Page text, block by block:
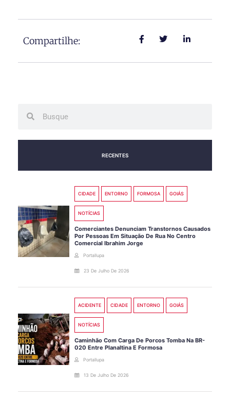
Compartilhe:
RECENTES
CIDADE ENTORNO FORMOSA GOIÁS
NOTÍCIAS
Comerciantes Denunciam Transtornos Causados
Por Pessoas Em Situação De Rua No Centro
Comercial Ibrahim Jorge
Portallupa
23 De Julho De 2026
ACIDENTE CIDADE ENTORNO GOIÁS
NOTÍCIAS
Caminhão Com Carga De Porcos Tomba Na BR-
020 Entre Planaltina E Formosa
Portallupa
13 De Julho De 2026